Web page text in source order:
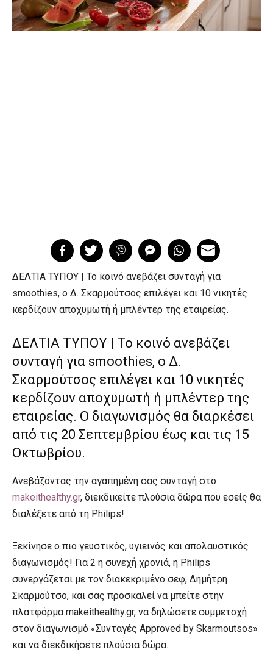
ΔΕΛΤΙΑ ΤΥΠΟΥ | Το κοινό ανεβάζει συνταγή για
smoothies, ο Δ. Σκαρμούτσος επιλέγει και 10 νικητές
κερδίζουν αποχυμωτή ή μπλέντερ της εταιρείας.
ΔΕΛΤΙΑ ΤΥΠΟΥ | Το κοινό ανεβάζει
συνταγή για smoothies, ο Δ.
Σκαρμούτσος επιλέγει και 10 νικητές
κερδίζουν αποχυμωτή ή μπλέντερ της
εταιρείας. Ο διαγωνισμός θα διαρκέσει
από τις 20 Σεπτεμβρίου έως και τις 15
Οκτωβρίου.
Ανεβάζοντας την αγαπημένη σας συνταγή στο
makeithealthy.gr, διεκδικείτε πλούσια δώρα που εσείς θα
διαλέξετε από τη Philips!
Ξεκίνησε ο πιο γευστικός, υγιεινός και απολαυστικός
διαγωνισμός! Για 2 η συνεχή χρονιά, η Philips
συνεργάζεται με τον διακεκριμένο σεφ, Δημήτρη
Σκαρμούτσο, και σας προσκαλεί να μπείτε στην
πλατφόρμα makeithealthy.gr, να δηλώσετε συμμετοχή
στον διαγωνισμό «Συνταγές Approved by Skarmoutsos»
και να διεκδικήσετε πλούσια δώρα.